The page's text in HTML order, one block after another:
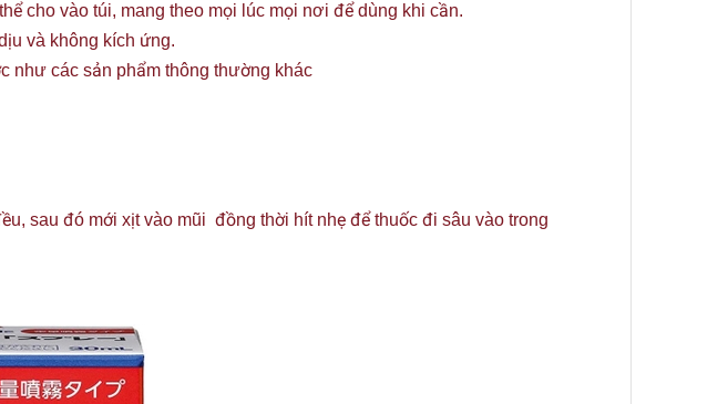
cho vào túi, mang theo mọi lúc mọi nơi để dùng khi cần.
và không kích ứng.
như các sản phẩm thông thường khác
sau đó mới xịt vào mũi đồng thời hít nhẹ để thuốc đi sâu vào trong